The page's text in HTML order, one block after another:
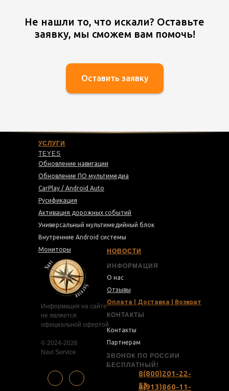
Не нашли то, что искали? Оставьте
заявку, мы сможем вам помочь!
Оставить заявку
Информация на сайте
не является
официальной офертой
© 2024-2026
Navi Service
УСЛУГИ
Обновление навигации
Обновление ПО мультимедиа
CarPlay / Android Auto
Русификация
Активация дорожных событий
Универсальный мультимедийный блок
Внутренние Android системы
Мониторы
ИНФОРМАЦИЯ
О нас
Отзывы
Оплата | Доставка | Возврат
КОНТАКТЫ
Контакты
Партнерам
ЗВОНОК ПО РОССИИ
БЕСПЛАТНЫЙ!
НОВОСТИ
8(800)201-22-
53
8(913)860-11-
TEYES